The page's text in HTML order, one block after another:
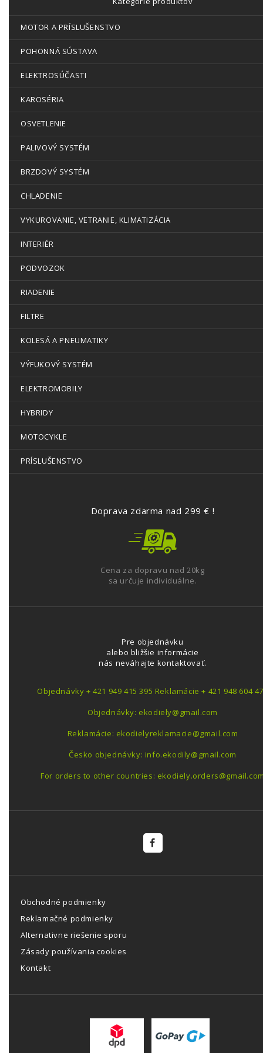
MOTOR A PRÍSLUŠENSTVO
POHONNÁ SÚSTAVA
ELEKTROSÚČASTI
KAROSÉRIA
OSVETLENIE
PALIVOVÝ SYSTÉM
BRZDOVÝ SYSTÉM
CHLADENIE
VYKUROVANIE, VETRANIE, KLIMATIZÁCIA
INTERIÉR
PODVOZOK
RIADENIE
FILTRE
KOLESÁ A PNEUMATIKY
VÝFUKOVÝ SYSTÉM
ELEKTROMOBILY
HYBRIDY
MOTOCYKLE
PRÍSLUŠENSTVO
Doprava zdarma nad 299 € !
Cena za dopravu nad 20kg
sa určuje individuálne.
Pre objednávku
alebo bližšie informácie
nás neváhajte kontaktovať.
Objednávky + 421 949 415 395 Reklamácie + 421 948 604
Objednávky: ekodiely@gmail.com
Reklamácie: ekodielyreklamacie@gmail.com
Česko objednávky: info.ekodily@gmail.com
For orders to other countries:
Obchodné podmienky
Reklamačné podmienky
Alternativne riešenie sporu
Zásady používania cookies
Kontakt